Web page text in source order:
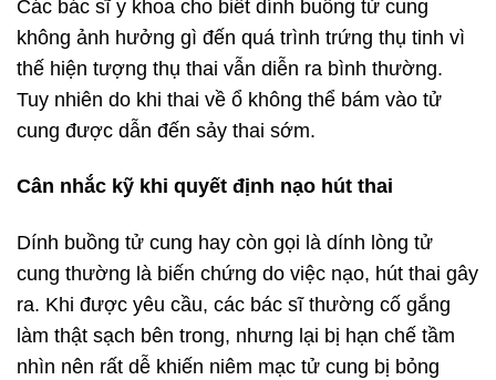
Các bác sĩ y khoa cho biết dính buồng tử cung
không ảnh hưởng gì đến quá trình trứng thụ tinh vì
thế hiện tượng thụ thai vẫn diễn ra bình thường.
Tuy nhiên do khi thai về ổ không thể bám vào tử
cung được dẫn đến sảy thai sớm.
Cân nhắc kỹ khi quyết định nạo hút thai
Dính buồng tử cung hay còn gọi là dính lòng tử
cung thường là biến chứng do việc nạo, hút thai gây
ra. Khi được yêu cầu, các bác sĩ thường cố gắng
làm thật sạch bên trong, nhưng lại bị hạn chế tầm
nhìn nên rất dễ khiến niêm mạc tử cung bị bỏng